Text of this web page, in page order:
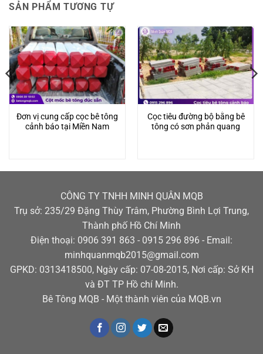
SẢN PHẨM TƯƠNG TỰ
Đơn vị cung cấp cọc bê tông
cảnh báo tại Miền Nam
Cọc tiêu đường bộ bằng bê
tông có sơn phản quang
CÔNG TY TNHH MINH QUÂN MQB
Trụ sở: 235/29 Đặng Thùy Trâm, Phường Bình Lợi Trung,
Thành phố Hồ Chí Minh
Điện thoại: 0906 391 863 - 0915 296 896 - Email:
minhquanmqb2015@gmail.com
GPKD: 0313418500, Ngày cấp: 07-08-2015, Nơi cấp: Sở KH
và ĐT TP Hồ chí Minh.
Bê Tông MQB - Một thành viên của MQB.vn